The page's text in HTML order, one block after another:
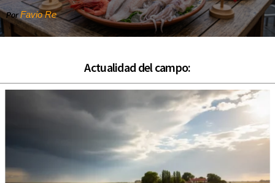
PorFavio Re
Actualidad del campo: